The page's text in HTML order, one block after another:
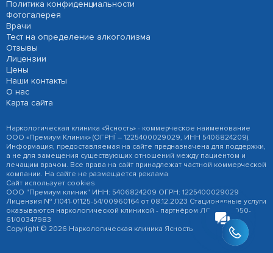
Политика конфиденциальности
Фотогалерея
Врачи
Тест на определение алкоголизма
Отзывы
Лицензии
Цены
Наши контакты
О нас
Карта сайта
Наркологическая клиника «Ясность» - коммерческое наименование
ООО «Премиум Клиник» (ОГРНÍ – 1225400029029, ИНН 5406824209).
Информация, предоставляемая на сайте предназначена для поддержки,
а не для замещения существующих отношений между пациентом и
лечащим врачом. Все права на сайт принадлежат частной коммерческой
компании. На сайте не размещается реклама
Сайт использует cookies
ООО "Премиум клиник" ИНН: 5406824209 ОГРН: 1225400029029
Лицензия № Л041-01125-54/00960164 от 08.12.2023 Стационарные услуги
оказываются наркологической клиникой - партнёром ЛО-041-01050-
61/00347983
Copyright © 2026 Наркологическая клиника Ясность